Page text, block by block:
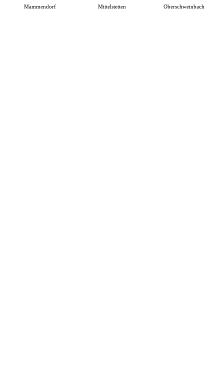
Mammendorf Mittelstetten Oberschweinbach